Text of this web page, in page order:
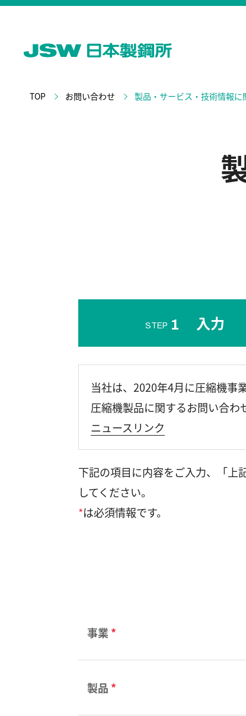
TOP お問い合わせ 製品・サービス・技術情報に
STEP 1 入力
当社は、2020年4月に圧縮機事
圧縮機製品に関するお問い合わ
ニュースリンク
下記の項目に内容をご入力、「上
してください。
*は必須情報です。
事業 *
製品 *